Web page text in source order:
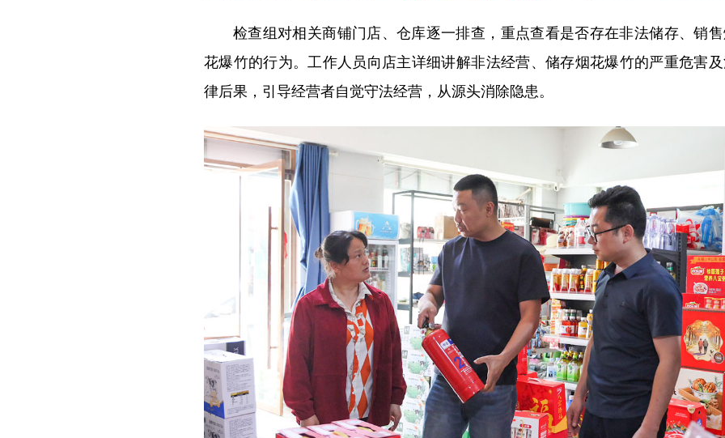
检查组对相关商铺门店、仓库逐一排查，重点查看是否存在非法储存、销
花爆竹的行为。工作人员向店主详细讲解非法经营、储存烟花爆竹的严重危害
律后果，引导经营者自觉守法经营，从源头消除隐患。